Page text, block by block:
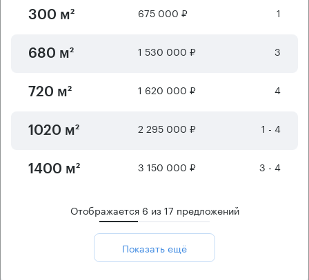
300 м² 675 000 ₽ 1
680 м² 1 530 000 ₽ 3
720 м² 1 620 000 ₽ 4
1020 м² 2 295 000 ₽ 1 - 4
1400 м² 3 150 000 ₽ 3 - 4
Отображается 6 из17 предложений
Показать ещё